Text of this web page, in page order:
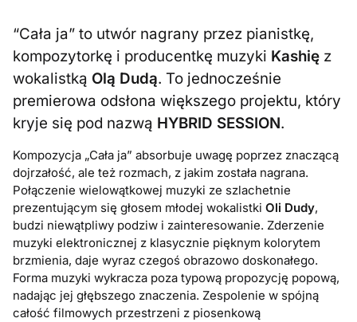
“Cała ja” to utwór nagrany przez pianistkę,
kompozytorkę i producentkę muzyki Kashię z
wokalistką Olą Dudą. To jednocześnie
premierowa odsłona większego projektu, który
kryje się pod nazwą HYBRID SESSION.
Kompozycja „Cała ja” absorbuje uwagę poprzez znaczącą
dojrzałość, ale też rozmach, z jakim została nagrana.
Połączenie wielowątkowej muzyki ze szlachetnie
prezentującym się głosem młodej wokalistkiOli Dudy,
budzi niewątpliwy podziw i zainteresowanie. Zderzenie
muzyki elektronicznej z klasycznie pięknym kolorytem
brzmienia, daje wyraz czegoś obrazowo doskonałego.
Forma muzyki wykracza poza typową propozycję popową,
nadając jej głębszego znaczenia. Zespolenie w spójną
całość filmowych przestrzeni z piosenkową